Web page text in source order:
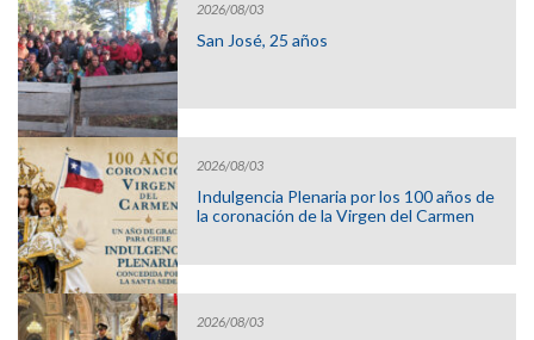
2026/08/03
San José, 25 años
2026/08/03
Indulgencia Plenaria por los 100 años de
la coronación de la Virgen del Carmen
2026/08/03